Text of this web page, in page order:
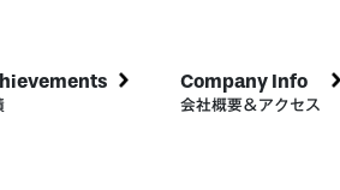
Company Info
会社概要＆アクセス